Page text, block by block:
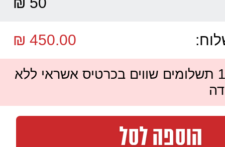
450.00 ₪
ניתן לשלם עד 12 תשלומים שווים בכרטיס אשראי ללא